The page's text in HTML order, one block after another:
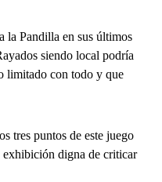
la Pandilla en sus últimos
siendo local podría
limitado con todo y que
tres puntos de este juego
digna de criticar